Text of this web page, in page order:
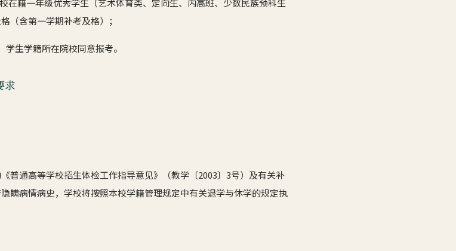
在籍一年级优秀学生（艺术体育类、定向生、内高班、少数民族预科生
（含第一学期补考及格）；
生学籍所在院校同意报考。
求
普通高等学校招生体检工作指导意见》（教学〔2003〕3号）及有关补
瞒病情病史，学校将按照本校学籍管理规定中有关退学与休学的规定执